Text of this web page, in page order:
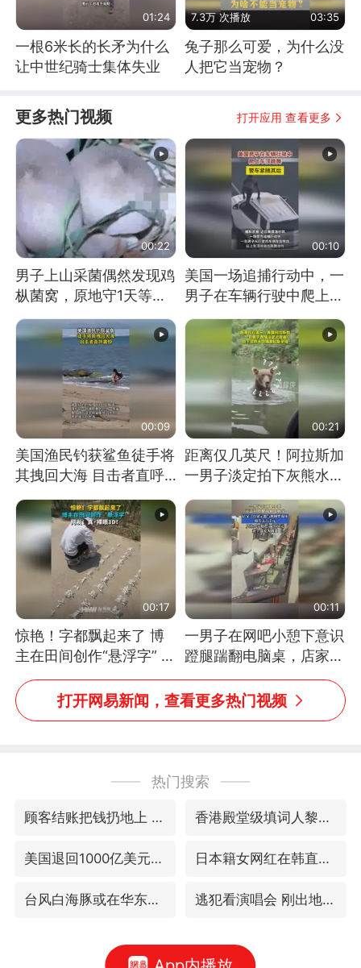
01:24
一根6米长的长矛为什么
让中世纪骑士集体失业
7.3万 次播放 03:35
兔子那么可爱，为什么没
人把它当宠物？
更多热门视频 打开应用 查看更多
00:22
男子上山采菌偶然发现鸡
枞菌窝，原地守1天等它
长大：挖了140多朵
00:10
美国一场追捕行动中，一
男子在车辆行驶中爬上车
顶跳舞。（新京报）
00:09
美国渔民钓获鲨鱼徒手将
其拽回大海 目击者直呼
震惊 （视频来源：参考
消息）
00:21
距离仅几英尺！阿拉斯加
一男子淡定拍下灰熊水中
捕食鲑鱼全程
00:17
惊艳！字都飘起来了 博
主在田间创作“悬浮字” 网
友：真·裸眼3D！
00:11
一男子在网吧小憩下意识
蹬腿踹翻电脑桌，店家3
台显示器与机械臂损坏
打开网易新闻，查看更多热门视频
热门搜索
顾客结账把钱扔地上 服务员霸气扔回 香港殿堂级填词人黎彼得因病离世 终年76岁
美国退回1000亿美元关税 日本籍女网红在韩直播时自杀身亡
台风白海豚或在华东沿海登陆 逃犯看演唱会 刚出地铁就被逮住